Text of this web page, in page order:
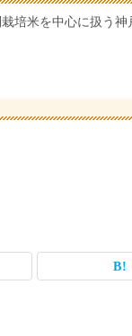
培米を中心に扱う